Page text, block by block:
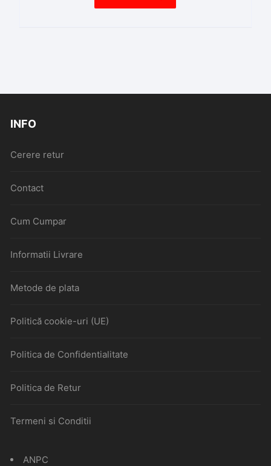
INFO
Cerere retur
Contact
Cum Cumpar
Informatii Livrare
Metode de plata
Politică cookie-uri (UE)
Politica de Confidentialitate
Politica de Retur
Termeni si Conditii
ANPC